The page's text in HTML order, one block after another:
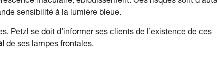
sensibilité à la lumière bleue.
Petzl se doit d’informer ses clients de l’existence de ces
de ses lampes frontales.